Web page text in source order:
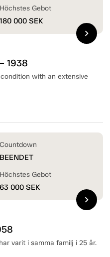
1938
with an extensive
Höchstes Gebot
180 000 SEK
chevron_right
varit i samma familj i 25 år.
Countdown
BEENDET
Höchstes Gebot
63 000 SEK
chevron_right